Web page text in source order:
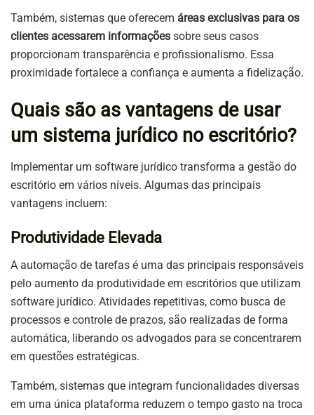
Também, sistemas que oferecem áreas exclusivas para os
clientes acessarem informações sobre seus casos
proporcionam transparência e profissionalismo. Essa
proximidade fortalece a confiança e aumenta a fidelização.
Quais são as vantagens de usar
um sistema jurídico no escritório?
Implementar um software jurídico transforma a gestão do
escritório em vários níveis. Algumas das principais
vantagens incluem:
Produtividade Elevada
A automação de tarefas é uma das principais responsáveis
pelo aumento da produtividade em escritórios que utilizam
software jurídico. Atividades repetitivas, como busca de
processos e controle de prazos, são realizadas de forma
automática, liberando os advogados para se concentrarem
em questões estratégicas.
Também, sistemas que integram funcionalidades diversas
em uma única plataforma reduzem o tempo gasto na troca